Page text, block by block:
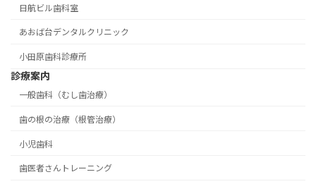
日航ビル歯科室
あおば台デンタルクリニック
小田原歯科診療所
診療案内
一般歯科（むし歯治療）
歯の根の治療（根管治療）
小児歯科
歯医者さんトレーニング